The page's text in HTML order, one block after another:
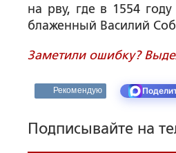
на рву, где в 1554
блаженный Василий
Заметили ошибку?
Рекомендую
Подписывайте на